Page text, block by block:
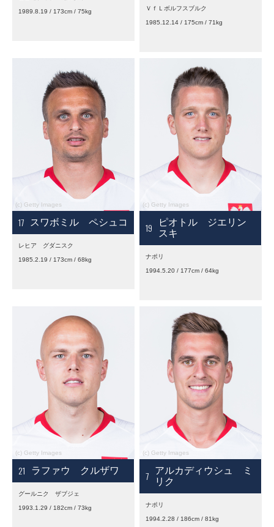
1989.8.19 / 173cm / 75kg ＶｆＬボルフスブルク
1985.12.14 / 175cm / 71kg
17 スワボミル ペシュコ
レヒア グダニスク
1985.2.19 / 173cm / 68kg
19
ピオトル ジエリン
スキ
ナポリ
1994.5.20 / 177cm / 64kg
21 ラファウ クルザワ
グールニク ザブジェ
1993.1.29 / 182cm / 73kg
7
アルカディウシュ ミ
リク
ナポリ
1994.2.28 / 186cm / 81kg